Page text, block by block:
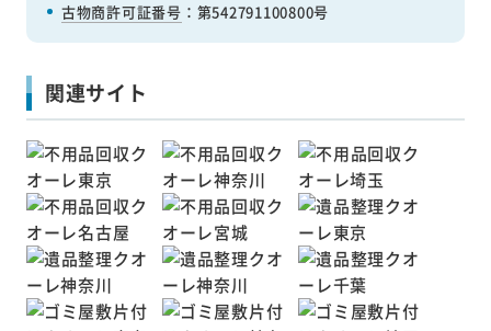
古物商許可証番号 ：第542791100800号
関連サイト